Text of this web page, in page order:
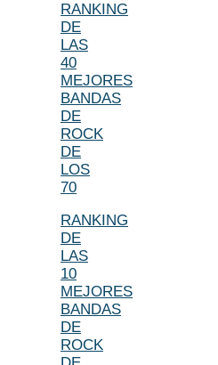
RANKING
DE
LAS
40
MEJORES
BANDAS
DE
ROCK
DE
LOS
70
RANKING
DE
LAS
10
MEJORES
BANDAS
DE
ROCK